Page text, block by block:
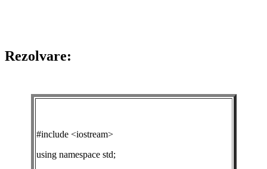
Rezolvare:
#include <iostream>
using namespace std;